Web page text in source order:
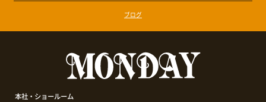
ブログ
本社・ショールーム